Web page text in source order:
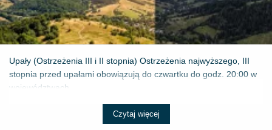
Upały (Ostrzeżenia III i II stopnia) Ostrzeżenia najwyższego, III
stopnia przed upałami obowiązują do czwartku do godz. 20:00 w
województwach...
Czytaj więcej